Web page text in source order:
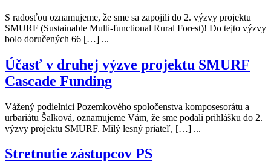
S radosťou oznamujeme, že sme sa zapojili do 2. výzvy projektu
SMURF (Sustainable Multi-functional Rural Forest)! Do tejto výzvy
bolo doručených 66 […] ...
Účasť v druhej výzve projektu SMURF
Cascade Funding
Vážený podielnici Pozemkového spoločenstva komposesorátu a
urbariátu Šalková, oznamujeme Vám, že sme podali prihlášku do 2.
výzvy projektu SMURF. Milý lesný priateľ, […] ...
Stretnutie zástupcov PS